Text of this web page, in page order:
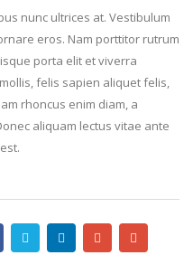
nunc ultrices at. Vestibulum
eros. Nam porttitor rutrum
porta elit et viverra
felis sapien aliquet felis,
rhoncus enim diam, a
aliquam lectus vitae ante